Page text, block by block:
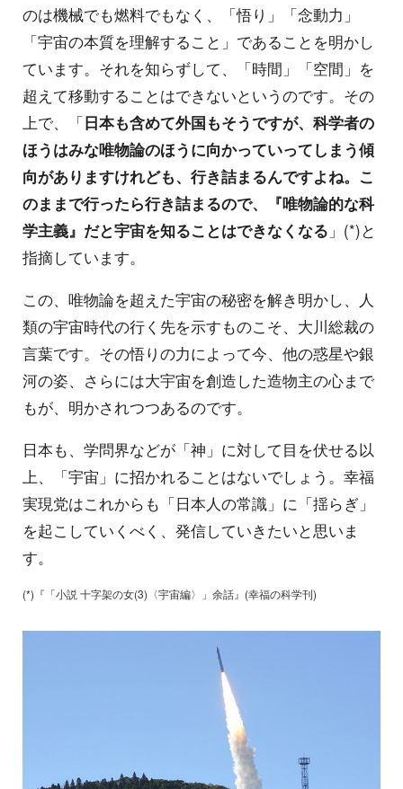
のは機械でも燃料でもなく、「悟り」「念動力」
「宇宙の本質を理解すること」であることを明かし
ています。それを知らずして、「時間」「空間」を
超えて移動することはできないというのです。その
上で、「日本も含めて外国もそうですが、科学者の
ほうはみな唯物論のほうに向かっていってしまう傾
向がありますけれども、行き詰まるんですよね。こ
のままで行ったら行き詰まるので、『唯物論的な科
学主義』だと宇宙を知ることはできなくなる 」(*)と
指摘しています。
この、唯物論を超えた宇宙の秘密を解き明かし、人
類の宇宙時代の行く先を示すものこそ、大川総裁の
言葉です。その悟りの力によって今、他の惑星や銀
河の姿、さらには大宇宙を創造した造物主の心まで
もが、明かされつつあるのです。
日本も、学問界などが「神」に対して目を伏せる以
上、「宇宙」に招かれることはないでしょう。幸福
実現党はこれからも「日本人の常識」に「揺らぎ」
を起こしていくべく、発信していきたいと思いま
す。
(*)『「小説 十字架の女(3)〈宇宙編〉」余話』(幸福の科学刊)